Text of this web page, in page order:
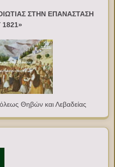
ΣΤΗΝ ΕΠΑΝΑΣΤΑΣΗ
Θηβών και Λεβαδείας